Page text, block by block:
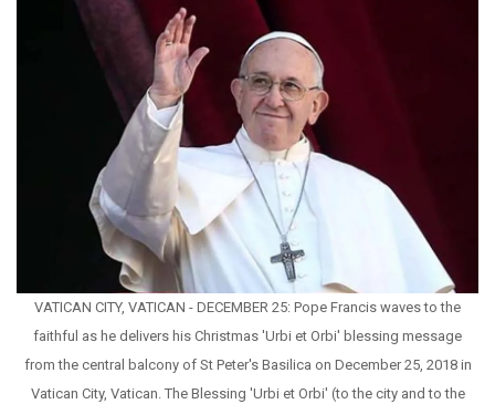
VATICAN CITY, VATICAN - DECEMBER 25: Pope Francis waves to the
faithful as he delivers his Christmas 'Urbi et Orbi' blessing message
from the central balcony of St Peter's Basilica on December 25, 2018 in
Vatican City, Vatican. The Blessing 'Urbi et Orbi' (to the city and to the